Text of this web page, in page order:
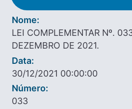
Nome:
LEI COMPLEMENTAR Nº.
DEZEMBRO DE 2021.
Data:
30/12/2021 00:00:00
Número:
033